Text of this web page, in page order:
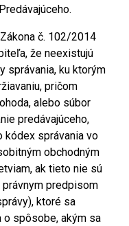
č. 102/2014
že neexistujú
správania, ku ktorým
pričom
alebo súbor
predávajúceho,
kódex správania vo
obchodným
ak tieto nie sú
predpisom
ktoré sa
o spôsobe, akým sa